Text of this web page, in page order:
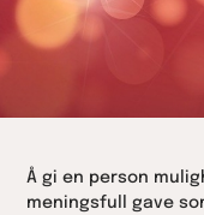
Å gi en person
meningsfull gave